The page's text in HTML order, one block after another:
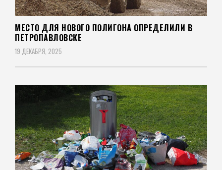
МЕСТО ДЛЯ НОВОГО ПОЛИГОНА ОПРЕДЕЛИЛИ В
ПЕТРОПАВЛОВСКЕ
19 ДЕКАБРЯ, 2025